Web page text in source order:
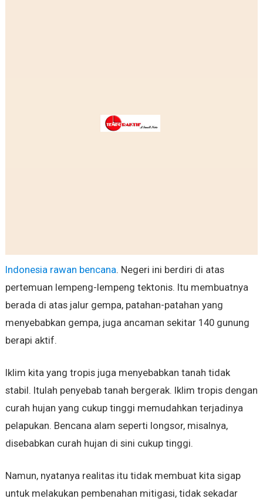
Indonesia rawan bencana. Negeri ini berdiri di atas
pertemuan lempeng-lempeng tektonis. Itu membuatnya
berada di atas jalur gempa, patahan-patahan yang
menyebabkan gempa, juga ancaman sekitar 140 gunung
berapi aktif.
Iklim kita yang tropis juga menyebabkan tanah tidak
stabil. Itulah penyebab tanah bergerak. Iklim tropis dengan
curah hujan yang cukup tinggi memudahkan terjadinya
pelapukan. Bencana alam seperti longsor, misalnya,
disebabkan curah hujan di sini cukup tinggi.
Namun, nyatanya realitas itu tidak membuat kita sigap
untuk melakukan pembenahan mitigasi, tidak sekadar